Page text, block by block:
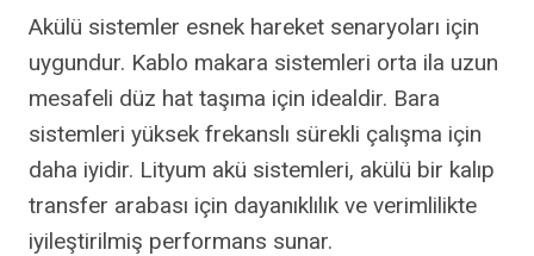
Akülü sistemler esnek hareket senaryoları için
uygundur. Kablo makara sistemleri orta ila uzun
mesafeli düz hat taşıma için idealdir. Bara
sistemleri yüksek frekanslı sürekli çalışma için
daha iyidir. Lityum akü sistemleri, akülü bir kalıp
transfer arabası için dayanıklılık ve verimlilikte
iyileştirilmiş performans sunar.